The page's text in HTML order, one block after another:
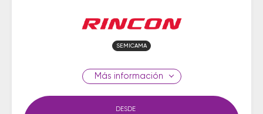
SEMICAMA
información
DESDE